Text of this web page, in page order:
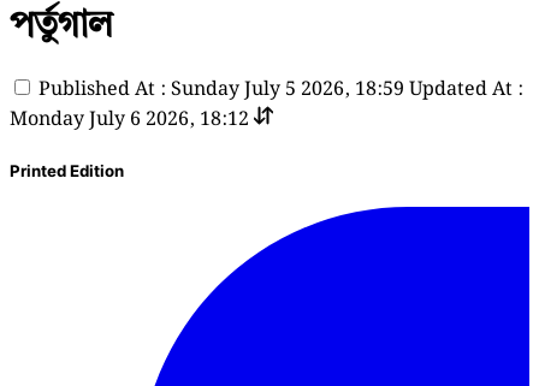
পর্তুগাল
Published At : Sunday July 5 2026, 18:59 Updated At :
Monday July 6 2026, 18:12
Printed Edition